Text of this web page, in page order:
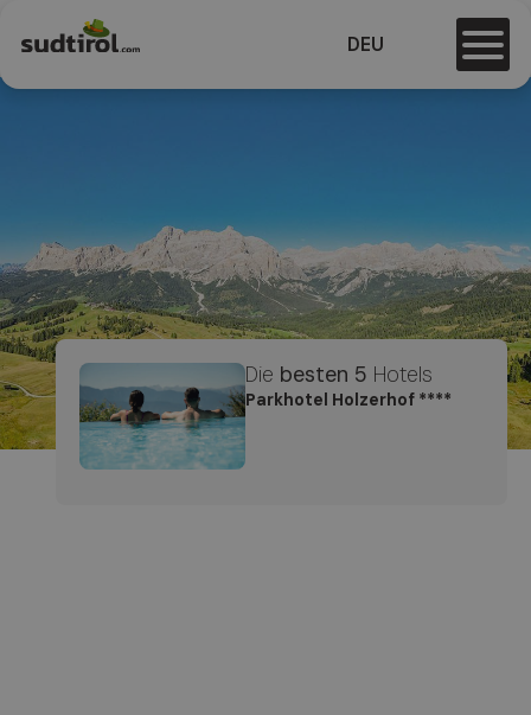
DEU
Die besten 5 Hotels
Parkhotel Holzerhof ****